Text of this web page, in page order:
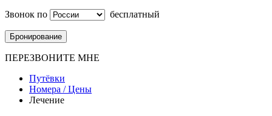
Звонок по
бесплатный
Бронирование
ПЕРЕЗВОНИТЕ МНЕ
Путёвки
Номера / Цены
Лечение